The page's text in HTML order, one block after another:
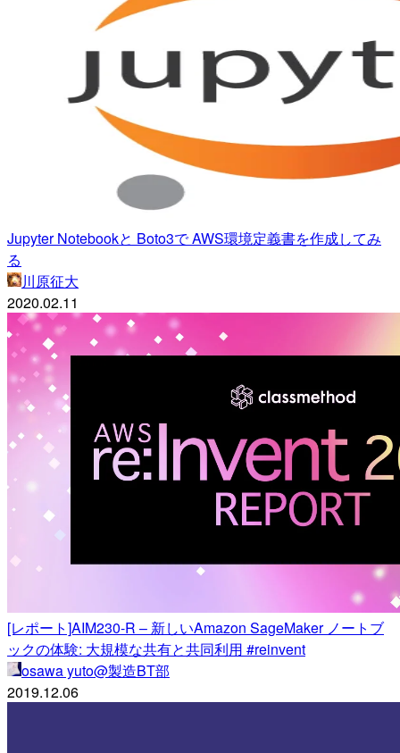
Jupyter Notebookと Boto3で AWS環境定義書を作成してみ
る
川原征大
2020.02.11
[レポート]AIM230-R – 新しいAmazon SageMaker ノートブ
ックの体験: 大規模な共有と共同利用 #reinvent
osawa yuto@製造BT部
2019.12.06